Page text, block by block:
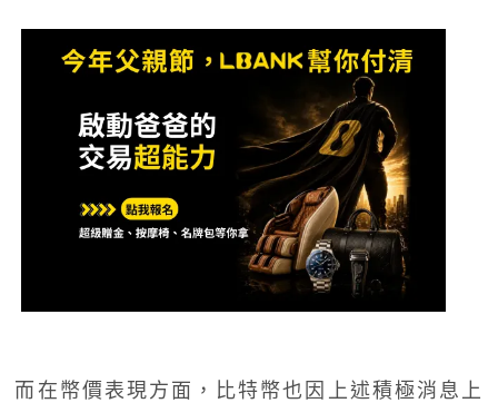
而在幣價表現方面，比特幣也因上述積極消息上